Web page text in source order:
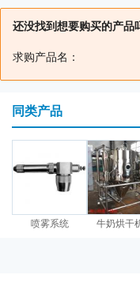
还没找到想要购买的产品
求购产品名：
同类产品
喷雾系统 牛奶烘干